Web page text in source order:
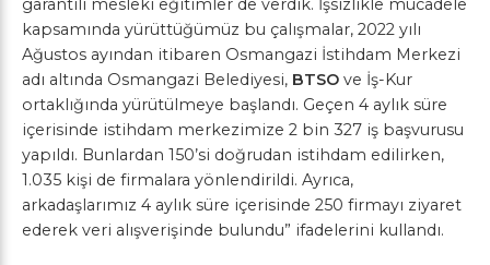
garantili mesleki eğitimler de verdik. İşsizlikle mücadele
kapsamında yürüttüğümüz bu çalışmalar, 2022 yılı
Ağustos ayından itibaren Osmangazi İstihdam Merkezi
adı altında Osmangazi Belediyesi, BTSO ve İş-Kur
ortaklığında yürütülmeye başlandı. Geçen 4 aylık süre
içerisinde istihdam merkezimize 2 bin 327 iş başvurusu
yapıldı. Bunlardan 150’si doğrudan istihdam edilirken,
1.035 kişi de firmalara yönlendirildi. Ayrıca,
arkadaşlarımız 4 aylık süre içerisinde 250 firmayı ziyaret
ederek veri alışverişinde bulundu” ifadelerini kullandı.